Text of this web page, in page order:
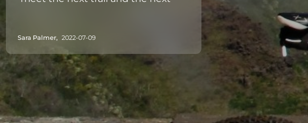
Sara Palmer, 2022-07-09